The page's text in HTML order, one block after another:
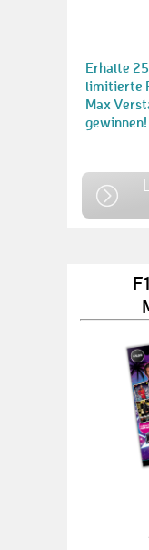
Erhalte
limitierte
Max
gewinnen!